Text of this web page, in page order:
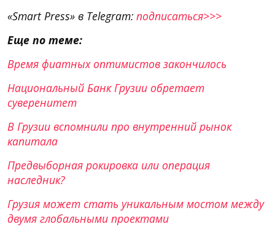
«Smart Press» в Telegram: подписаться>>>
Еще по теме:
Время фиатных оптимистов закончилось
Национальный Банк Грузии обретает
суверенитет
В Грузии вспомнили про внутренний рынок
капитала
Предвыборная рокировка или операция
наследник?
Грузия может стать уникальным мостом между
двумя глобальными проектами